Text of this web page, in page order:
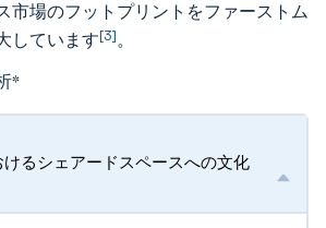
市場のフットプリントをファーストム
しています[3]。
*
るシェアードスペースへの文化